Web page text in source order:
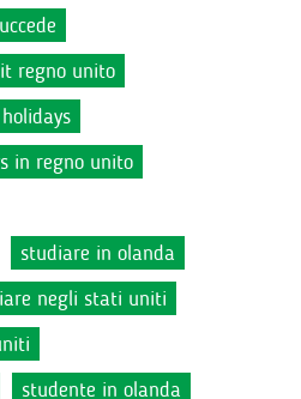
regno unito
in regno unito
studiare in olanda
negli stati uniti
studente in olanda